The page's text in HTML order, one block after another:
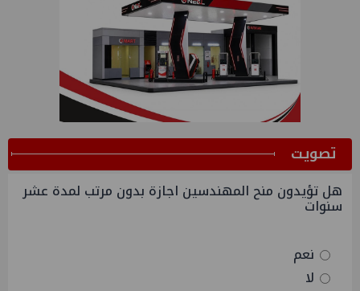
ﺗﺼﻮﻳﺖ
هل تؤيدون منح المهندسين اجازة بدون مرتب لمدة عشر
سنوات
نعم
لا